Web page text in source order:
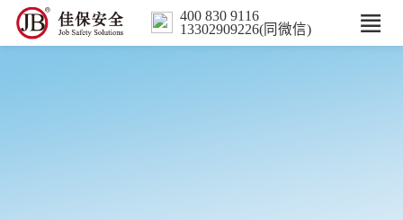
400 830 9116
13302909226(同微信)